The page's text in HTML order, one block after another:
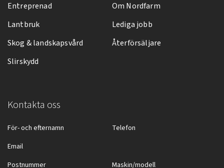
Entreprenad
Lantbruk
Skog & landskapsvård
Slirskydd
Om Nordfarm
Lediga jobb
Återförsäljare
Kontakta oss